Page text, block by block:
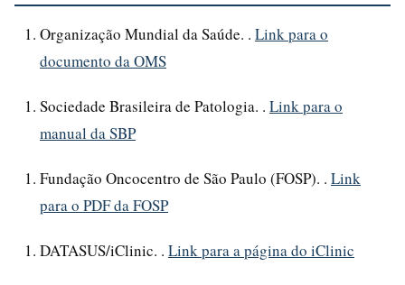
Organização Mundial da Saúde. . Link para o
documento da OMS
Sociedade Brasileira de Patologia. . Link para o
manual da SBP
Fundação Oncocentro de São Paulo (FOSP). . Link
para o PDF da FOSP
DATASUS/iClinic. . Link para a página do iClinic